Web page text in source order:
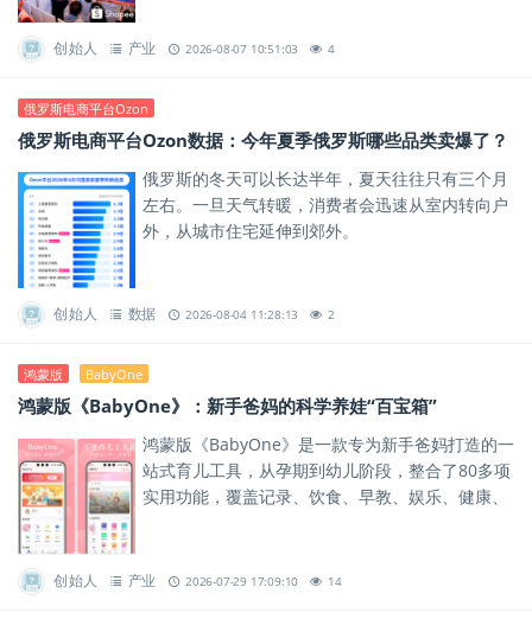
创始人 产业 2026-08-07 10:51:03 4
俄罗斯电商平台Ozon
俄罗斯电商平台Ozon数据：今年夏季俄罗斯哪些品类卖爆了？
俄罗斯的冬天可以长达半年，夏天往往只有三个月
左右。一旦天气转暖，消费者会迅速从室内转向户
外，从城市住宅延伸到郊外。
创始人 数据 2026-08-04 11:28:13 2
鸿蒙版 BabyOne
鸿蒙版《BabyOne》：新手爸妈的科学养娃“百宝箱”
鸿蒙版《BabyOne》是一款专为新手爸妈打造的一
站式育儿工具，从孕期到幼儿阶段，整合了80多项
实用功能，覆盖记录、饮食、早教、娱乐、健康、
创始人 产业 2026-07-29 17:09:10 14